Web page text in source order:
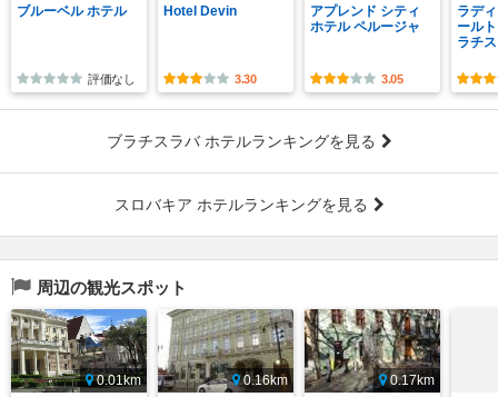
ブルーベル ホテル
評価なし
Hotel Devin
3.30
アプレンド シティ
ホテル ペルージャ
3.05
ラデ
ール
ラチ
ブラチスラバ ホテルランキングを見る
スロバキア ホテルランキングを見る
周辺の観光スポット
0.01km
0.16km
0.17km